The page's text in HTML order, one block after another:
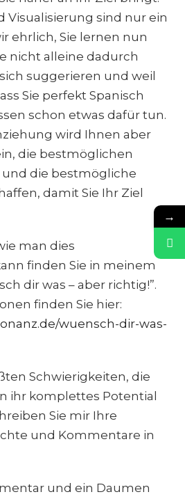
Visualisierung sind nur ein
ehrlich, Sie lernen nun
nicht alleine dadurch
suggerieren und weil
Sie perfekt Spanisch
schon etwas dafür tun.
wird Ihnen aber
die bestmöglichen
die bestmögliche
damit Sie Ihr Ziel
man dies
finden Sie in meinem
dir was – aber richtig!”.
finden Sie hier:
wuensch-dir-was-
Schwierigkeiten, die
ihr komplettes Potential
Sie mir Ihre
und Kommentare in
und ein Daumen
→